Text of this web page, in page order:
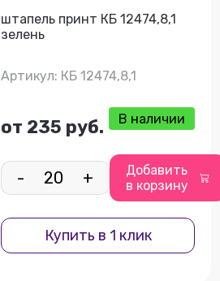
штапель принт КБ 12474,8,1
зелень
Артикул: КБ 12474,8,1
от 235 руб. В наличии
- +
Добавить
в корзину
Купить в 1 клик